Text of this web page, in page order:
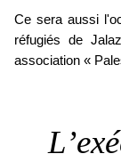
Ce sera aussi
réfugiés de
association «